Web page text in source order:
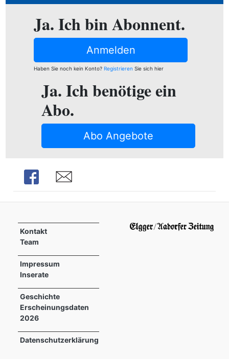
Ja. Ich bin Abonnent.
Anmelden
Haben Sie noch kein Konto? RegistrierenSie sich hier
Ja. Ich benötige ein
Abo.
Abo Angebote
Share Share
Kontakt
Team
Impressum
Inserate
Geschichte
Erscheinungsdaten
2026
Datenschutzerklärung